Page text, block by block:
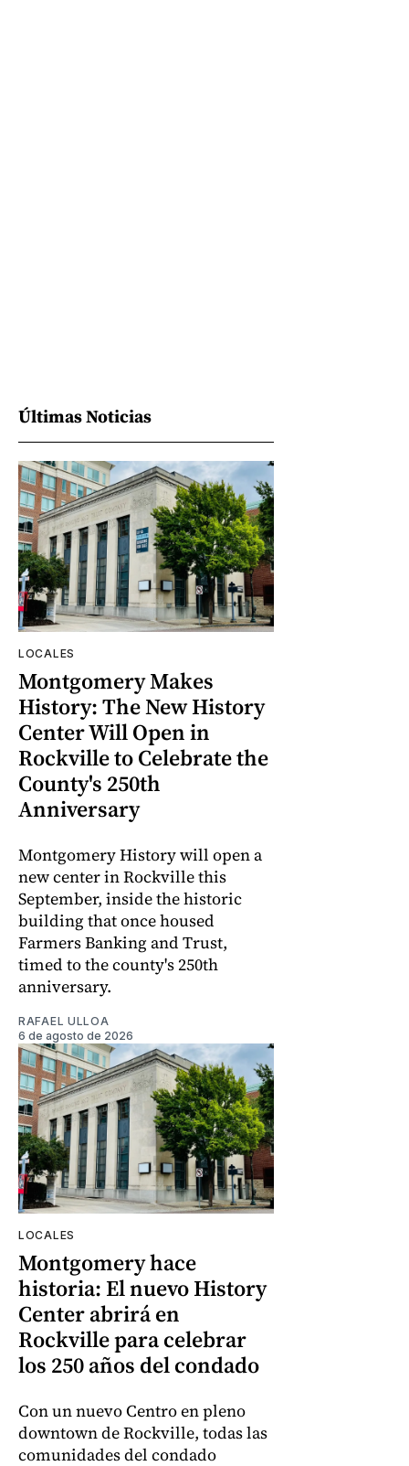
Últimas Noticias
LOCALES
Montgomery Makes
History: The New History
Center Will Open in
Rockville to Celebrate the
County's 250th
Anniversary
Montgomery History will open a
new center in Rockville this
September, inside the historic
building that once housed
Farmers Banking and Trust,
timed to the county's 250th
anniversary.
RAFAEL ULLOA
6 de agosto de 2026
LOCALES
Montgomery hace
historia: El nuevo History
Center abrirá en
Rockville para celebrar
los 250 años del condado
Con un nuevo Centro en pleno
downtown de Rockville, todas las
comunidades del condado